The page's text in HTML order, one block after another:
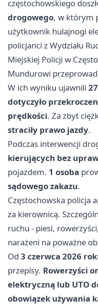
częstochowskiego
drogowego, w którym
użytkownik hulajnogi
policjanci z Wydziału
Miejskiej Policji w
Mundurowi
W ich wyniku ujawnili
dotyczyło
prędkości. Za zbyt
straciły prawo jazdy.
Podczas interwencji
kierujących bez
pojazdem. 1 osoba
sądowego zakazu.
Częstochowska policja
za kierownicą.
ruchu - piesi,
narażeni na poważne
Od 3 czerwca 2026
przepisy. Rowerzyści
elektryczną lub UTO
obowiązek używania